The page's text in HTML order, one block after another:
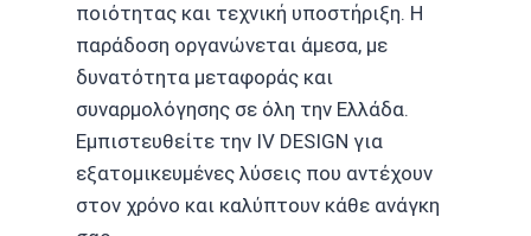
ποιότητας και τεχνική υποστήριξη. Η
παράδοση οργανώνεται άμεσα, με
δυνατότητα μεταφοράς και
συναρμολόγησης σε όλη την Ελλάδα.
Εμπιστευθείτε την IV DESIGN για
εξατομικευμένες λύσεις που αντέχουν
στον χρόνο και καλύπτουν κάθε ανάγκη